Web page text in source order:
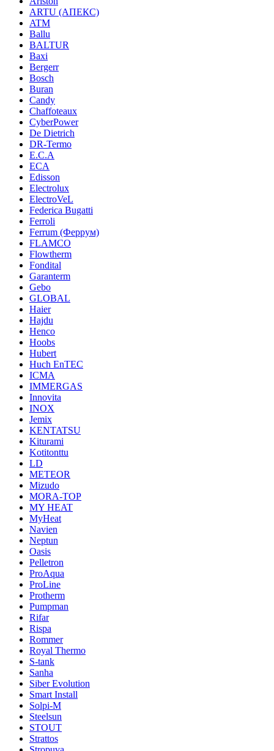
ARTU (АПЕКС)
ATM
Ballu
BALTUR
Baxi
Bergerr
Bosch
Buran
Candy
Chaffoteaux
CyberPower
De Dietrich
DR-Termo
E.C.A
ECA
Edisson
Electrolux
ElectroVeL
Federica Bugatti
Ferroli
Ferrum (Феррум)
FLAMCO
Flowtherm
Fondital
Garanterm
Gebo
GLOBAL
Haier
Hajdu
Henco
Hoobs
Hubert
Huch EnTEC
ICMA
IMMERGAS
Innovita
INOX
Jemix
KENTATSU
Kiturami
Kotitonttu
LD
METEOR
Mizudo
MORA-TOP
MY HEAT
MyHeat
Navien
Neptun
Oasis
Pelletron
ProAqua
ProLine
Protherm
Pumpman
Rifar
Rispa
Rommer
Royal Thermo
S-tank
Sanha
Siber Evolution
Smart Install
Solpi-M
Steelsun
STOUT
Strattos